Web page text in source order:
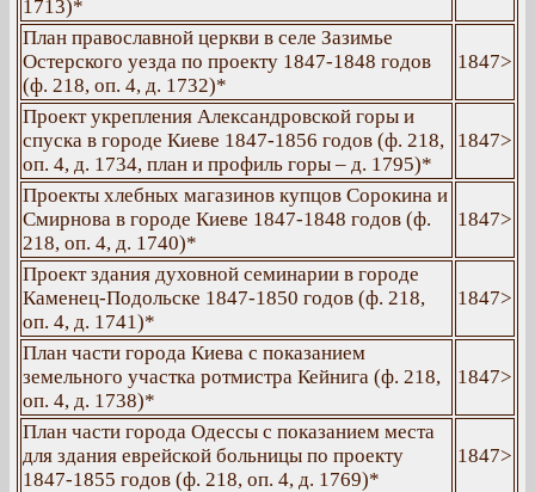
1713)*
План православной церкви в селе Зазимье
Остерского уезда по проекту 1847-1848 годов
(ф. 218, оп. 4, д. 1732)*
1847>
Проект укрепления Александровской горы и
спуска в городе Киеве 1847-1856 годов (ф. 218,
оп. 4, д. 1734, план и профиль горы – д. 1795)*
1847>
Проекты хлебных магазинов купцов Сорокина и
Смирнова в городе Киеве 1847-1848 годов (ф.
218, оп. 4, д. 1740)*
1847>
Проект здания духовной семинарии в городе
Каменец-Подольске 1847-1850 годов (ф. 218,
оп. 4, д. 1741)*
1847>
План части города Киева с показанием
земельного участка ротмистра Кейнига (ф. 218,
оп. 4, д. 1738)*
1847>
План части города Одессы с показанием места
для здания еврейской больницы по проекту
1847-1855 годов (ф. 218, оп. 4, д. 1769)*
1847>